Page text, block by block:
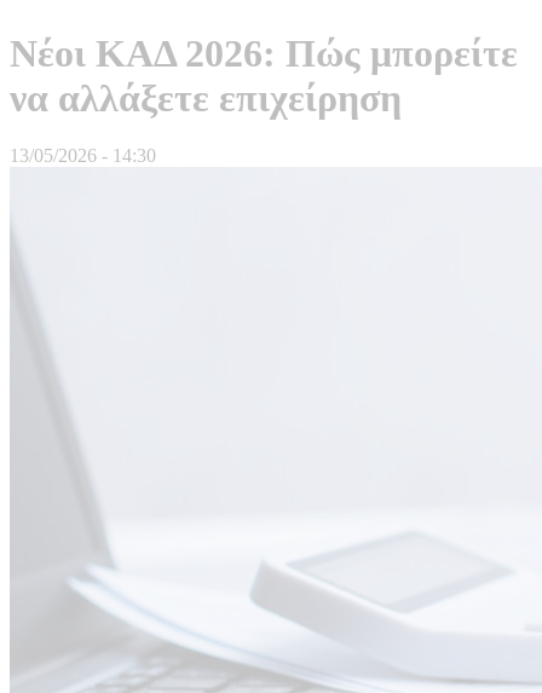
Νέοι ΚΑΔ 2026: Πώς μπορείτε
να αλλάξετε επιχείρηση
13/05/2026 - 14:30